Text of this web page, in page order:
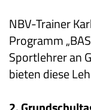
NBV-Trainer
Programm
Sportlehrer an
bieten diese